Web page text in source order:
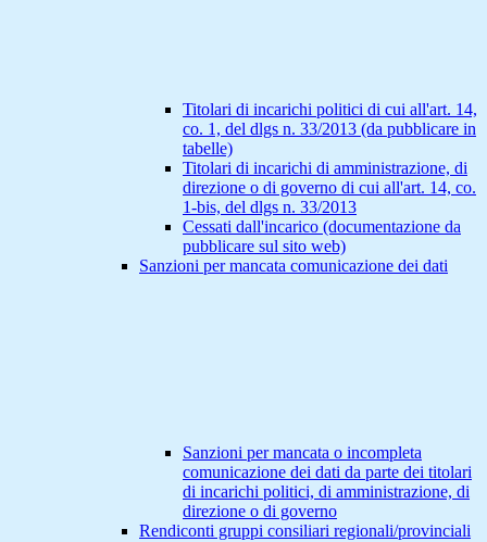
Titolari di incarichi politici di cui all'art. 14,
co. 1, del dlgs n. 33/2013 (da pubblicare in
tabelle)
Titolari di incarichi di amministrazione, di
direzione o di governo di cui all'art. 14, co.
1-bis, del dlgs n. 33/2013
Cessati dall'incarico (documentazione da
pubblicare sul sito web)
Sanzioni per mancata comunicazione dei dati
Sanzioni per mancata o incompleta
comunicazione dei dati da parte dei titolari
di incarichi politici, di amministrazione, di
direzione o di governo
Rendiconti gruppi consiliari regionali/provinciali